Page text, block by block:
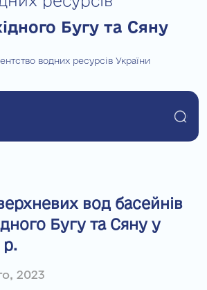
Бугу та Сяну
водних ресурсів України
вод басейнів
Бугу та Сяну у
р.
2023